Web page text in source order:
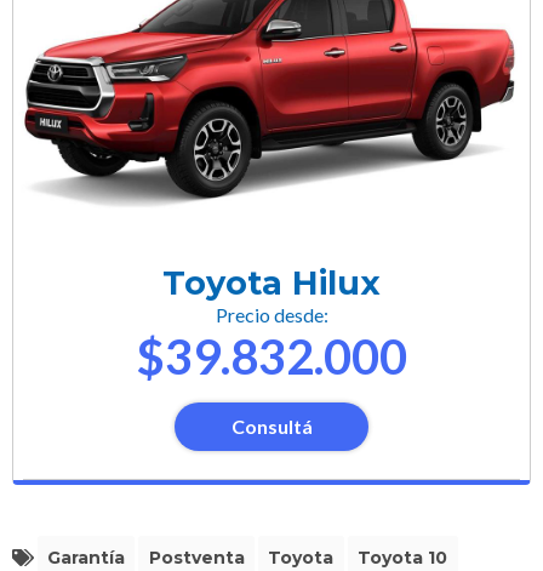
Toyota Hilux
Precio desde:
$39.832.000
Consultá
Garantía Postventa Toyota Toyota 10